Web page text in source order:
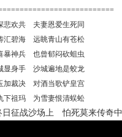
欢共 夫妻恩爱生死同
汇碧海 远眺青山有苍松
神兵 也曾郁闷砍蛆虫
显身手 沙城遍地是蛟龙
加裁决 对酒当歌铲皇宫
下祖玛 为雪妻恨清蜈蚣
征战沙场上 怕死莫来传奇中